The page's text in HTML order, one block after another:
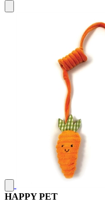
HAPPY PET